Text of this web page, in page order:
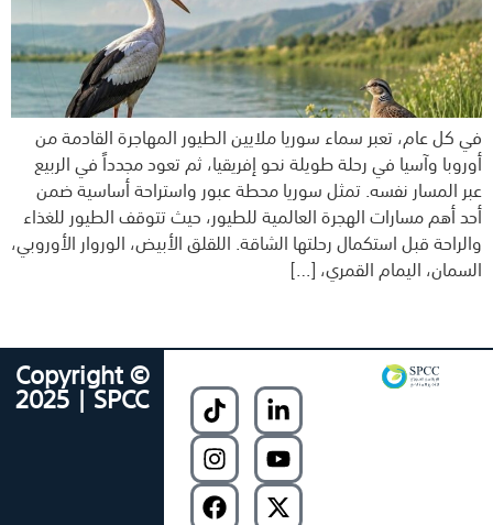
في كل عام، تعبر سماء سوريا ملايين الطيور المهاجرة القادمة من
أوروبا وآسيا في رحلة طويلة نحو إفريقيا، ثم تعود مجدداً في الربيع
عبر المسار نفسه. تمثل سوريا محطة عبور واستراحة أساسية ضمن
أحد أهم مسارات الهجرة العالمية للطيور، حيث تتوقف الطيور للغذاء
والراحة قبل استكمال رحلتها الشاقة. اللقلق الأبيض، الوروار الأوروبي،
السمان، اليمام القمري، […]
Copyright ©
2025 | SPCC